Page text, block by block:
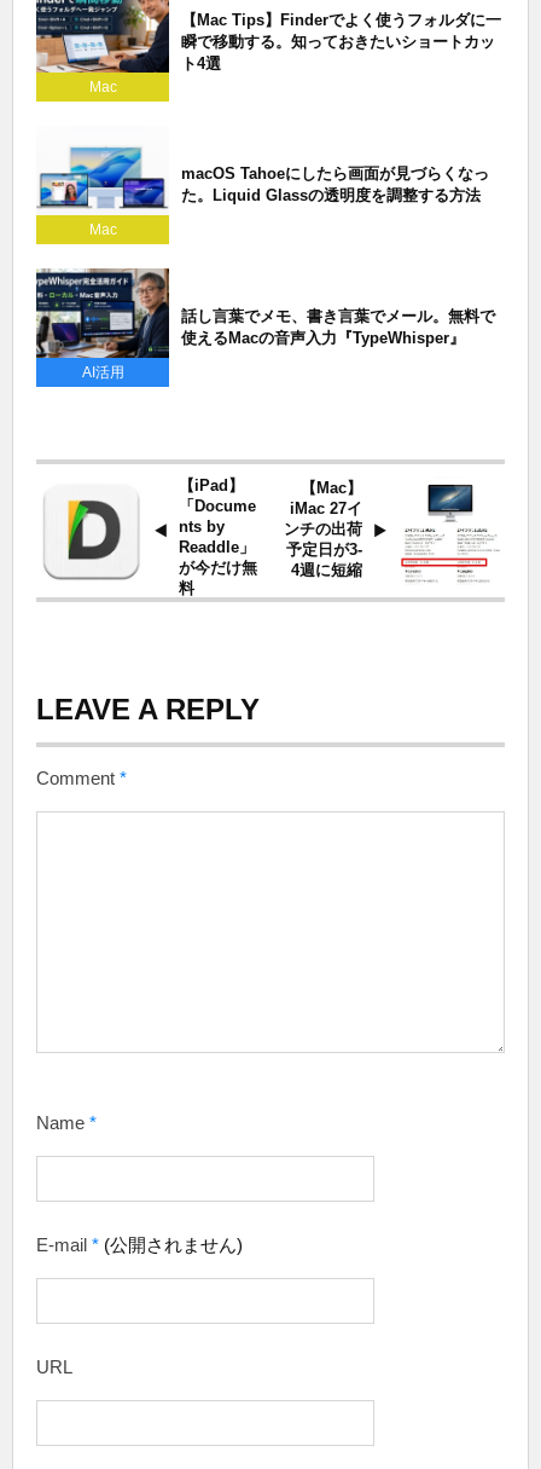
Mac
【Mac Tips】Finderでよく使うフォルダに一
瞬で移動する。知っておきたいショートカッ
ト4選
Mac
macOS Tahoeにしたら画面が見づらくなっ
た。Liquid Glassの透明度を調整する方法
AI活用
話し言葉でメモ、書き言葉でメール。無料で
使えるMacの音声入力『TypeWhisper』
【iPad】
「Docume
nts by
Readdle」
が今だけ無
料
【Mac】
iMac 27イ
ンチの出荷
予定日が3-
4週に短縮
LEAVE A REPLY
Comment *
Name *
E-mail * (公開されません)
URL